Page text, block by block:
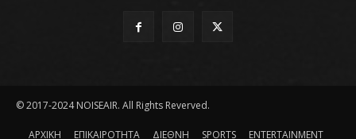
© 2017-2024 NOISEAIR. All Rights Reverved.
ΑΡΧΙΚΗ ΕΠΙΚΑΙΡΟΤΗΤΑ ΔΙΕΘΝΗ SPORTS ENTERTAINMENT